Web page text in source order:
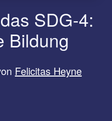
SDG-4:
Bildung
Felicitas Heyne